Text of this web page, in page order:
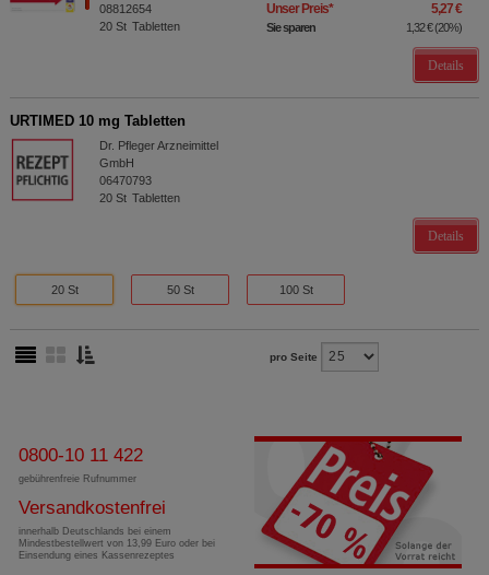
08812654
20 St Tabletten
Unser Preis* 5,27 €
Sie sparen 1,32 €(20%)
Details
URTIMED 10 mg Tabletten
Dr. Pfleger Arzneimittel
GmbH
06470793
20 St Tabletten
Details
20 St 50 St 100 St
pro Seite
0800-10 11 422
gebührenfreie Rufnummer
Versandkostenfrei
innerhalb Deutschlands bei einem
Mindestbestellwert von 13,99 Euro oder bei
Einsendung eines Kassenrezeptes